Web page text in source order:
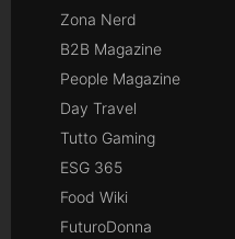
Zona Nerd
B2B Magazine
People Magazine
Day Travel
Tutto Gaming
ESG 365
Food Wiki
FuturoDonna